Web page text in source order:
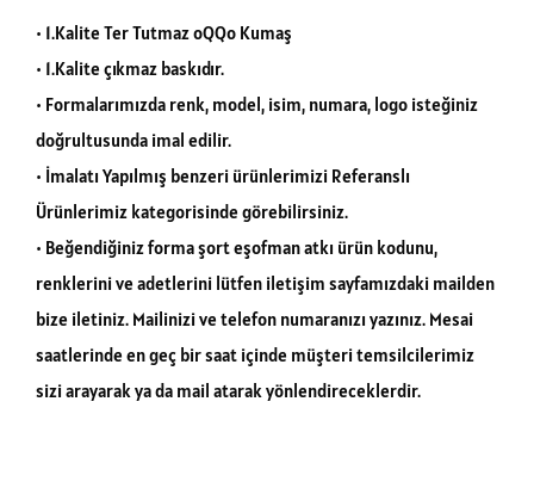
• 1.Kalite Ter Tutmaz oQQo Kumaş
• 1.Kalite çıkmaz baskıdır.
• Formalarımızda renk, model, isim, numara, logo isteğiniz
doğrultusunda imal edilir.
• İmalatı Yapılmış benzeri ürünlerimizi Referanslı
Ürünlerimiz kategorisinde görebilirsiniz.
• Beğendiğiniz forma şort eşofman atkı ürün kodunu,
renklerini ve adetlerini lütfen iletişim sayfamızdaki mailden
bize iletiniz. Mailinizi ve telefon numaranızı yazınız. Mesai
saatlerinde en geç bir saat içinde müşteri temsilcilerimiz
sizi arayarak ya da mail atarak yönlendireceklerdir.